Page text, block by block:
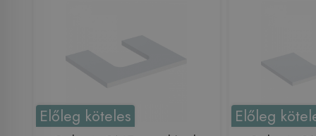
Előleg köteles Előleg